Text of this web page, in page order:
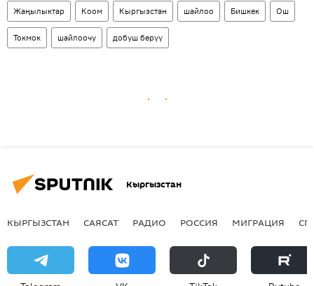
Жаңылыктар Коом Кыргызстан шайлоо Бишкек Ош
Токмок шайлоочу добуш берүү
Кыргызстан
КЫРГЫЗСТАН САЯСАТ РАДИО РОССИЯ МИГРАЦИЯ